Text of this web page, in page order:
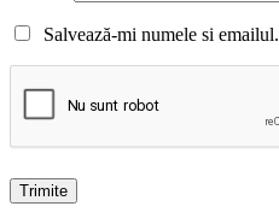
Salvează-mi numele si emailul.